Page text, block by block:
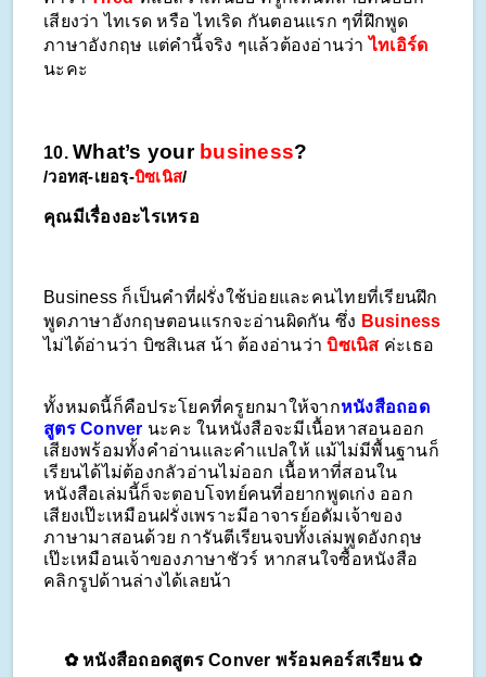
เสียงว่า ไทเรด หรือ ไทเริด กันตอนแรก ๆที่ฝึกพูด
ภาษาอังกฤษ แต่คำนี้จริง ๆแล้วต้องอ่านว่า ไทเอิร์ด
นะคะ
10. What’s your business?
/วอทสฺ-เยอรฺ-บิซเนิส/
คุณมีเรื่องอะไรเหรอ
Business ก็เป็นคำที่ฝรั่งใช้บ่อยและคนไทยที่เรียนฝึก
พูดภาษาอังกฤษตอนแรกจะอ่านผิดกัน ซึ่ง Business
ไม่ได้อ่านว่า บิซสิเนส น้า ต้องอ่านว่า บิซเนิส ค่ะเธอ
ทั้งหมดนี้ก็คือประโยคที่ครูยกมาให้จากหนังสือถอด
สูตร Conver นะคะ ในหนังสือจะมีเนื้อหาสอนออก
เสียงพร้อมทั้งคำอ่านและคำแปลให้ แม้ไม่มีพื้นฐานก็
เรียนได้ไม่ต้องกลัวอ่านไม่ออก เนื้อหาที่สอนใน
หนังสือเล่มนี้ก็จะตอบโจทย์คนที่อยากพูดเก่ง ออก
เสียงเป๊ะเหมือนฝรั่งเพราะมีอาจารย์อดัมเจ้าของ
ภาษามาสอนด้วย การันตีเรียนจบทั้งเล่มพูดอังกฤษ
เป๊ะเหมือนเจ้าของภาษาชัวร์ หากสนใจซื้อหนังสือ
คลิกรูปด้านล่างได้เลยน้า
✿ หนังสือถอดสูตร Conver พร้อมคอร์สเรียน ✿